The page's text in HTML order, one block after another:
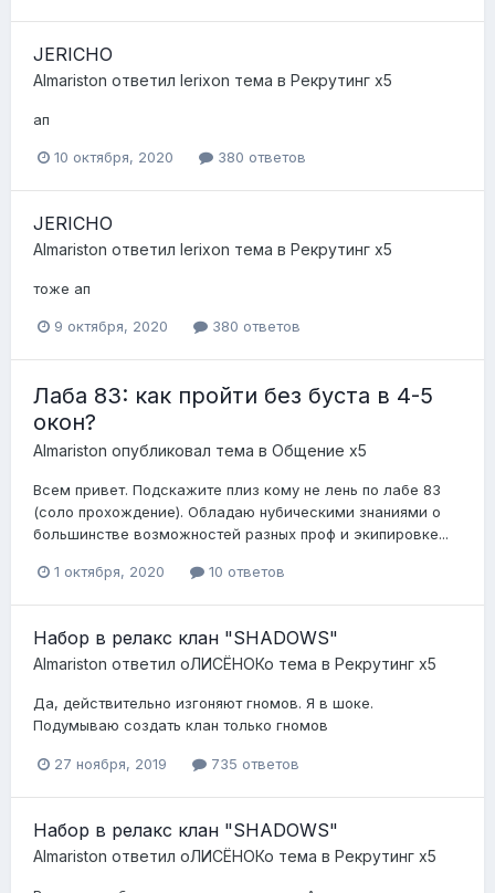
JERICHO
Almariston ответил Ierixon тема в Рекрутинг x5
ап
10 октября, 2020 380 ответов
JERICHO
Almariston ответил Ierixon тема в Рекрутинг x5
тоже ап
9 октября, 2020 380 ответов
Лаба 83: как пройти без буста в 4-5
окон?
Almariston опубликовал тема в Общение x5
Всем привет. Подскажите плиз кому не лень по лабе 83
(соло прохождение). Обладаю нубическими знаниями о
большинстве возможностей разных проф и экипировке...
1 октября, 2020 10 ответов
Набор в релакс клан "SHADOWS"
Almariston ответил оЛИСЁНОКо тема в Рекрутинг x5
Да, действительно изгоняют гномов. Я в шоке.
Подумываю создать клан только гномов
27 ноября, 2019 735 ответов
Набор в релакс клан "SHADOWS"
Almariston ответил оЛИСЁНОКо тема в Рекрутинг x5